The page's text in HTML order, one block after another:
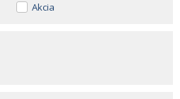
Akcia